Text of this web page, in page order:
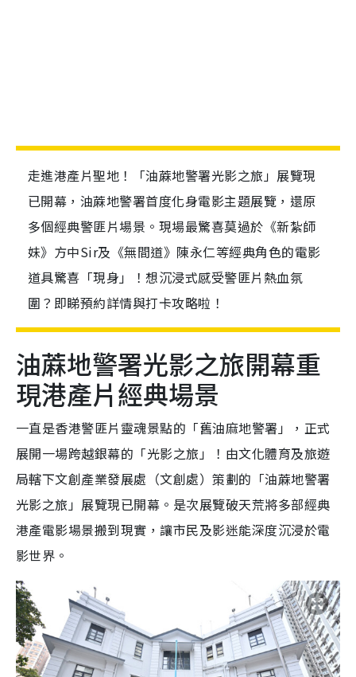
走進港產片聖地！「油蔴地警署光影之旅」展覽現
已開幕，油蔴地警署首度化身電影主題展覽，還原
多個經典警匪片場景。現場最驚喜莫過於《新紮師
妹》方中Sir及《無間道》陳永仁等經典角色的電影
道具驚喜「現身」！想沉浸式感受警匪片熱血氛
圍？即睇預約詳情與打卡攻略啦！
油蔴地警署光影之旅開幕重
現港產片經典場景
一直是香港警匪片靈魂景點的「舊油麻地警署」，正式
展開一場跨越銀幕的「光影之旅」！由文化體育及旅遊
局轄下文創產業發展處（文創處）策劃的「油蔴地警署
光影之旅」展覽現已開幕。是次展覽破天荒將多部經典
港產電影場景搬到現實，讓市民及影迷能深度沉浸於電
影世界。